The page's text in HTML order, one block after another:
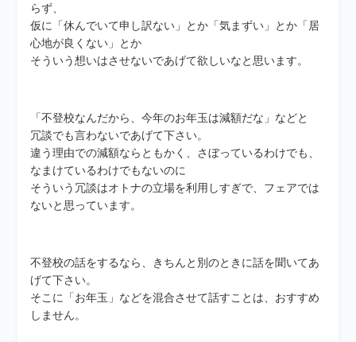
らず、
仮に「休んでいて申し訳ない」とか「気まずい」とか「居
心地が良くない」とか
そういう想いはさせないであげて欲しいなと思います。
「不登校なんだから、今年のお年玉は減額だな」などと
冗談でも言わないであげて下さい。
違う理由での減額ならともかく、さぼっているわけでも、
なまけているわけでもないのに
そういう冗談はオトナの立場を利用しすぎで、フェアでは
ないと思っています。
不登校の話をするなら、きちんと別のときに話を聞いてあ
げて下さい。
そこに「お年玉」などを混合させて話すことは、おすすめ
しません。